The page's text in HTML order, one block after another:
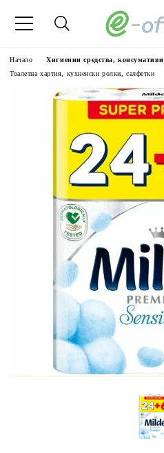
Начало
Хигиенни средства, консумативи
Тоалетна хартия, кухненски ролки, салфетки